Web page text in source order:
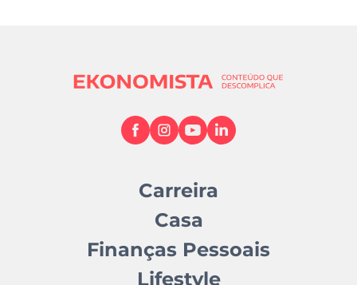
Carreira
Casa
Finanças Pessoais
Lifestyle